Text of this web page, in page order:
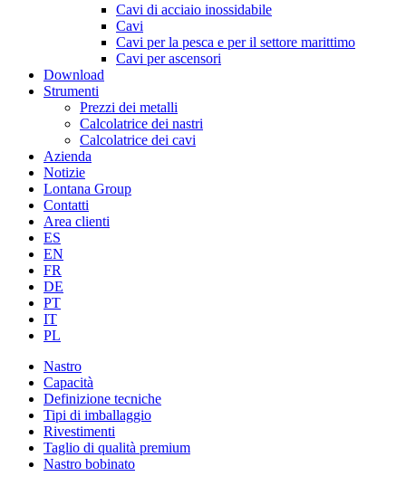
Cavi di acciaio inossidabile
Cavi
Cavi per la pesca e per il settore marittimo
Cavi per ascensori
Download
Strumenti
Prezzi dei metalli
Calcolatrice dei nastri
Calcolatrice dei cavi
Azienda
Notizie
Lontana Group
Contatti
Area clienti
ES
EN
FR
DE
PT
IT
PL
Nastro
Capacità
Definizione tecniche
Tipi di imballaggio
Rivestimenti
Taglio di qualità premium
Nastro bobinato